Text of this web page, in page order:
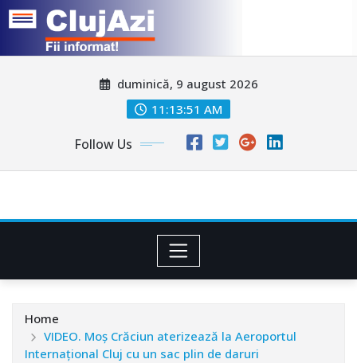
duminică, 9 august 2026
11:13:53 AM
Follow Us
Home
VIDEO. Moș Crăciun aterizează la Aeroportul
Internațional Cluj cu un sac plin de daruri